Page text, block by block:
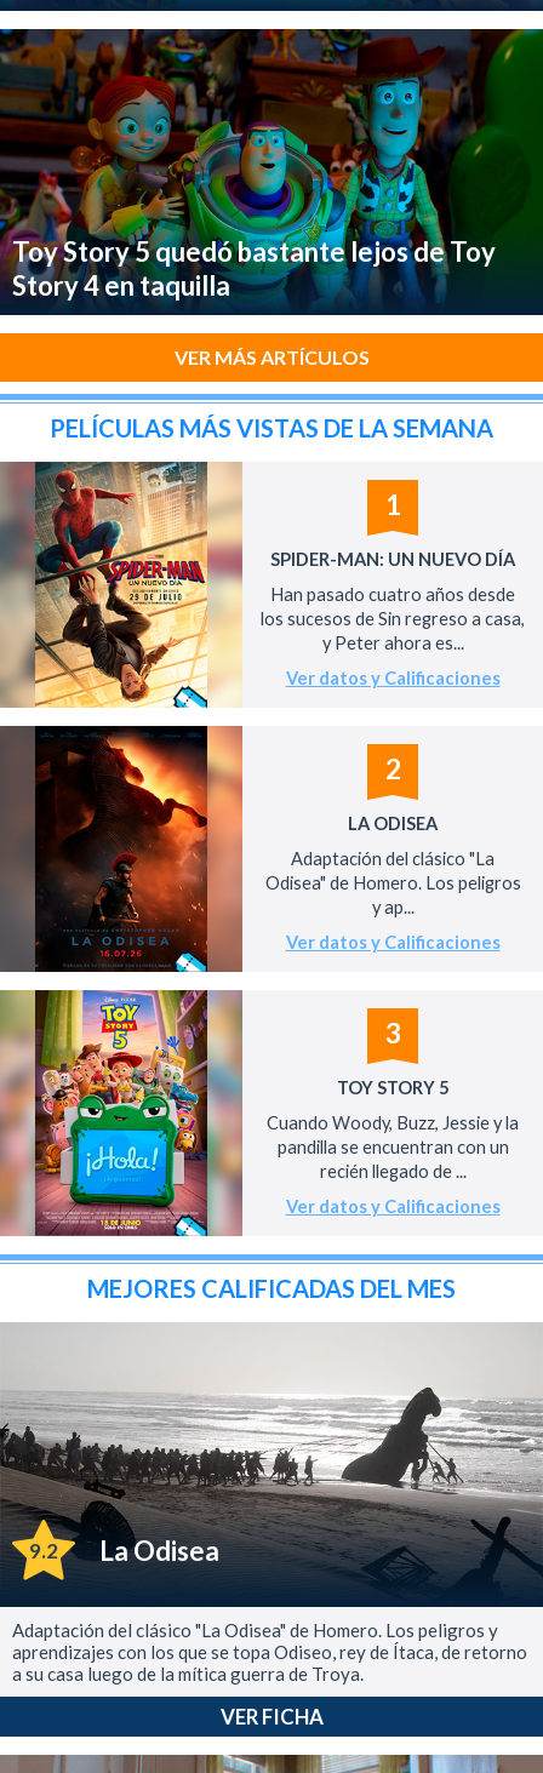
Toy Story 5 quedó bastante lejos de Toy
Story 4 en taquilla
VER MÁS ARTÍCULOS
PELÍCULAS MÁS VISTAS DE LA SEMANA
1
SPIDER-MAN: UN NUEVO DÍA
Han pasado cuatro años desde
los sucesos de Sin regreso a casa,
y Peter ahora es...
Ver datos y Calificaciones
2
LA ODISEA
Adaptación del clásico "La
Odisea" de Homero. Los peligros
y ap...
Ver datos y Calificaciones
3
TOY STORY 5
Cuando Woody, Buzz, Jessie y la
pandilla se encuentran con un
recién llegado de ...
Ver datos y Calificaciones
MEJORES CALIFICADAS DEL MES
9.2 La Odisea
Adaptación del clásico "La Odisea" de Homero. Los peligros y
aprendizajes con los que se topa Odiseo, rey de Ítaca, de retorno
a su casa luego de la mítica guerra de Troya.
VER FICHA